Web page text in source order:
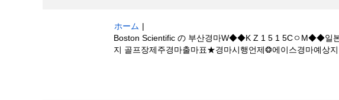
ホーム |
Boston Scientific の 부산경마W◆◆K Z 1 5 1 5CㅇM◆◆일
지 골프장제주경마출마표★경마시행언제❂에이스경마예상지